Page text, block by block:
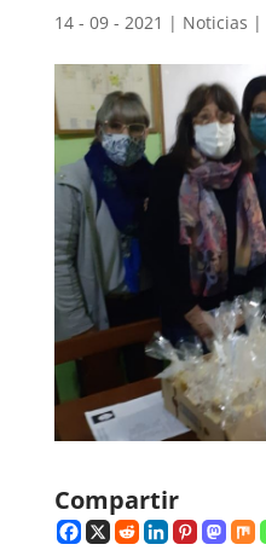
14 - 09 - 2021 | Noticias |
Compartir